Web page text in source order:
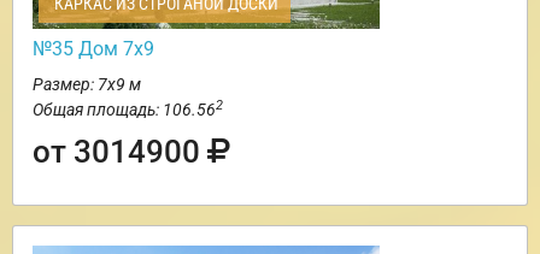
№35 Дом 7х9
Размер: 7х9 м
Общая площадь: 106.562
от 3014900